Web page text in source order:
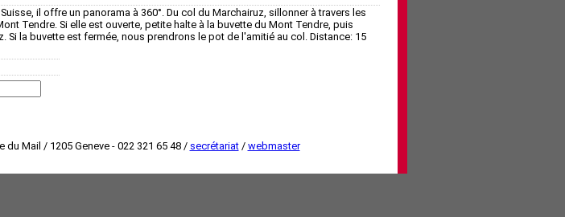
il offre un panorama à 360°. Du col du Marchairuz, sillonner à travers les
Tendre. Si elle est ouverte, petite halte à la buvette du Mont Tendre, puis
Si la buvette est fermée, nous prendrons le pot de l'amitié au col. Distance: 15
Mail / 1205 Geneve - 022 321 65 48 / secrétariat/ webmaster